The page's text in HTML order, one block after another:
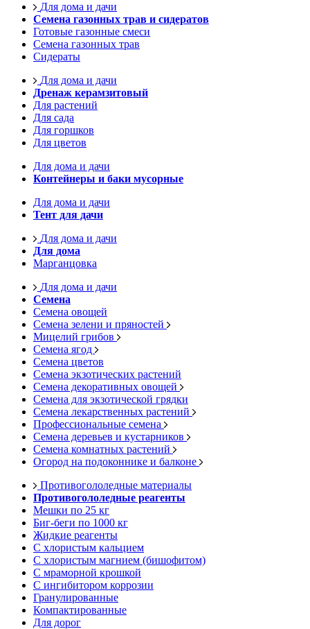
Для дома и дачи
Семена газонных трав и сидератов
Готовые газонные смеси
Семена газонных трав
Сидераты
Для дома и дачи
Дренаж керамзитовый
Для растений
Для сада
Для горшков
Для цветов
Для дома и дачи
Контейнеры и баки мусорные
Для дома и дачи
Тент для дачи
Для дома и дачи
Для дома
Марганцовка
Для дома и дачи
Семена
Семена овощей
Семена зелени и пряностей
Мицелий грибов
Семена ягод
Семена цветов
Семена экзотических растений
Семена декоративных овощей
Семена для экзотической грядки
Семена лекарственных растений
Профессиональные семена
Семена деревьев и кустарников
Семена комнатных растений
Огород на подоконнике и балконе
Противогололедные материалы
Противогололедные реагенты
Мешки по 25 кг
Биг-беги по 1000 кг
Жидкие реагенты
С хлористым кальцием
С хлористым магнием (бишофитом)
С мраморной крошкой
С ингибитором коррозии
Гранулированные
Компактированные
Для дорог